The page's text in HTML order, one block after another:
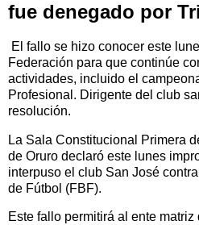
fue denegado por
El fallo se hizo conocer este
Federación para que continúe
actividades, incluido el
Profesional. Dirigente del club
resolución.
La Sala Constitucional Primera
de Oruro declaró este lunes
interpuso el club San José
de Fútbol (FBF).
Este fallo permitirá al ente